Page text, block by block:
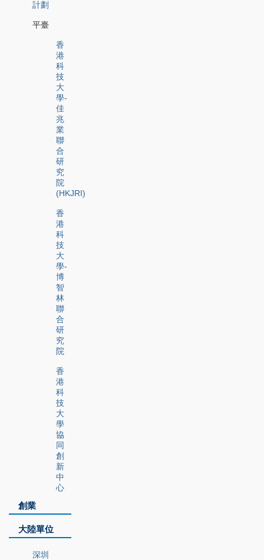
計劃
平臺
香
港
科
技
大
學-
佳
兆
業
聯
合
研
究
院
(HKJRI)
香
港
科
技
大
學-
博
智
林
聯
合
研
究
院
香
港
科
技
大
學
協
同
創
新
中
心
創業
大陸單位
深圳